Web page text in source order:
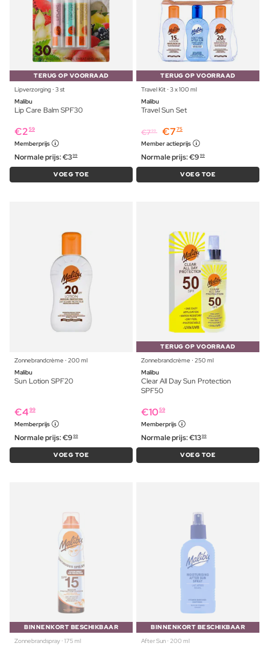
TERUG OP VOORRAAD
Lipverzorging ⋅ 3 st
Malibu
Lip Care Balm SPF30
€2 59
Memberprijs
Normale prijs:€399
VOEG TOE
TERUG OP VOORRAAD
Travel Kit ⋅ 3 x 100 ml
Malibu
Travel Sun Set
€799 €7 75
Member actieprijs
Normale prijs:€9 99
VOEG TOE
Zonnebrandcrème ⋅ 200 ml
Malibu
Sun Lotion SPF20
€4 99
Memberprijs
Normale prijs:€9 99
VOEG TOE
TERUG OP VOORRAAD
Zonnebrandcrème ⋅ 250 ml
Malibu
Clear All Day Sun Protection
SPF50
€1059
Memberprijs
Normale prijs:€1399
VOEG TOE
BINNENKORT BESCHIKBAAR
Zonnebrandspray ⋅ 175 ml
BINNENKORT BESCHIKBAAR
After Sun ⋅ 200 ml